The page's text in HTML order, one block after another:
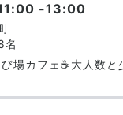
-13:00
名
場カフェ☕️大人数と